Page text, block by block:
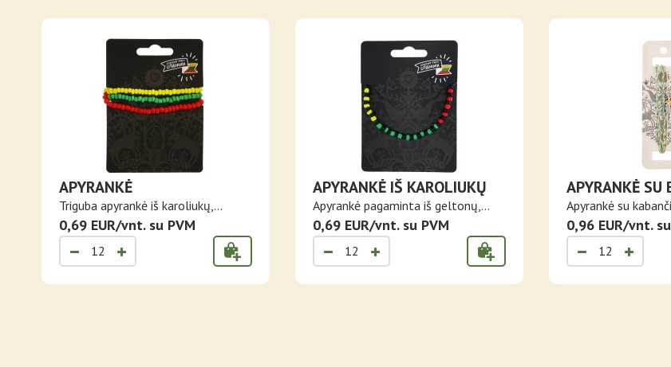
APYRANKĖ
Triguba apyrankė iš karoliukų,
papuošt..
0,69 EUR/vnt. su PVM
APYRANKĖ IŠ KAROLIUKŲ
Apyrankė pagaminta iš geltonų,
žalių i..
0,69 EUR/vnt. su PVM
APYRANKĖ SU
PAKABUKU
Apyrankė su
bitė. ..
0,96 EUR/vnt.